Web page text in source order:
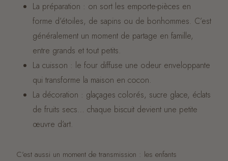
La préparation : on sort les emporte-pièces en
forme d’étoiles, de sapins ou de bonhommes. C’est
généralement un moment de partage en famille,
entre grands et tout petits.
La cuisson : le four diffuse une odeur enveloppante
qui transforme la maison en cocon.
La décoration : glaçages colorés, sucre glace, éclats
de fruits secs… chaque biscuit devient une petite
œuvre d’art.
C’est aussi un moment de transmission : les enfants